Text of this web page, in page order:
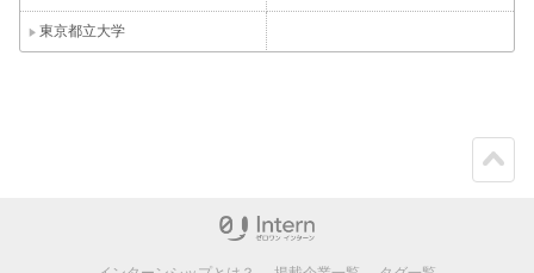
東京都立大学